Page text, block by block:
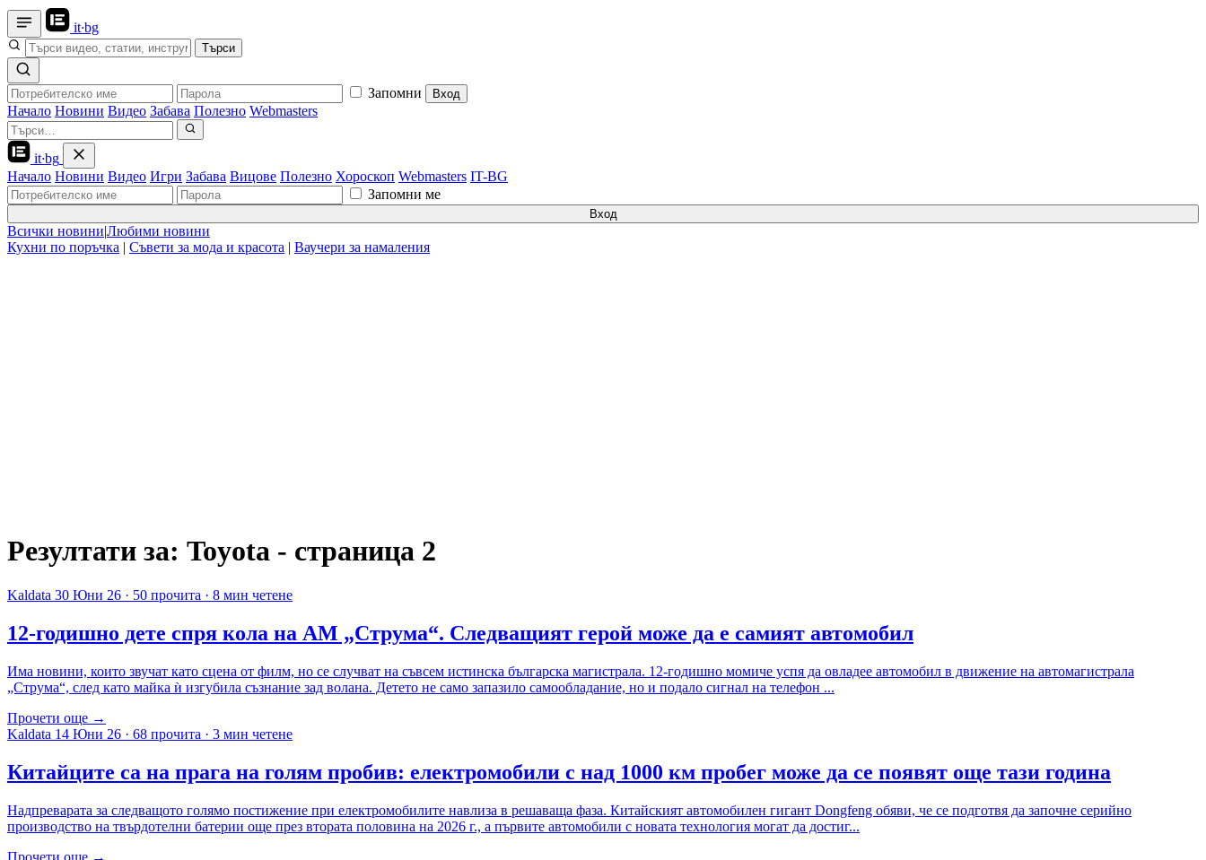
it·bg
Търси
Запомни Вход
Начало Новини Видео Забава Полезно Webmasters
it·bg
Начало Новини Видео Игри Забава Вицове Полезно Хороскоп Webmasters IT-BG
Запомни ме
Вход
Всички новини|Любими новини
Кухни по поръчка | Съвети за мода и красота | Ваучери за намаления
Резултати за: Toyota - страница 2
Kaldata 30 Юни 26 · 50 прочита · 8 мин четене
12-годишно дете спря кола на АМ „Струма“. Следващият герой може да е самият автомобил
Има новини, които звучат като сцена от филм, но се случват на съвсем истинска българска магистрала. 12-годишно момиче успя да овладее автомобил в движение на автомагистрала
„Струма“, след като майка ѝ изгубила съзнание зад волана. Детето не само запазило самообладание, но и подало сигнал на телефон ...
Прочети още →
Kaldata 14 Юни 26 · 68 прочита · 3 мин четене
Китайците са на прага на голям пробив: електромобили с над 1000 км пробег може да се появят още тази година
Надпреварата за следващото голямо постижение при електромобилите навлиза в решаваща фаза. Китайският автомобилен гигант Dongfeng обяви, че се подготвя да започне серийно
производство на твърдотелни батерии още през втората половина на 2026 г., а първите автомобили с новата технология могат да достиг...
Прочети още →